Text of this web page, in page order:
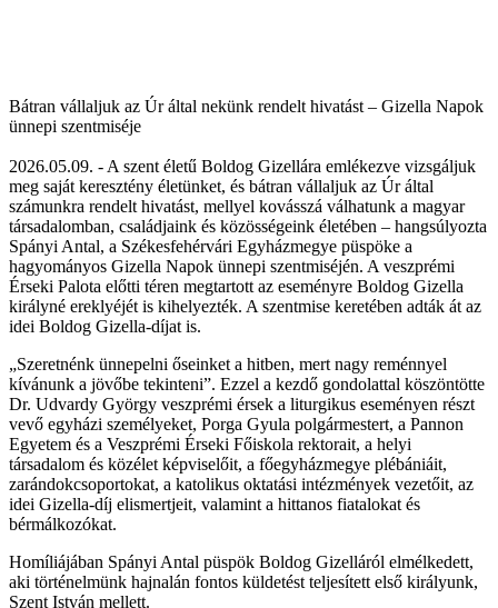
Bátran vállaljuk az Úr által nekünk rendelt hivatást – Gizella Napok
ünnepi szentmiséje
2026.05.09. - A szent életű Boldog Gizellára emlékezve vizsgáljuk
meg saját keresztény életünket, és bátran vállaljuk az Úr által
számunkra rendelt hivatást, mellyel kovásszá válhatunk a magyar
társadalomban, családjaink és közösségeink életében – hangsúlyozta
Spányi Antal, a Székesfehérvári Egyházmegye püspöke a
hagyományos Gizella Napok ünnepi szentmiséjén. A veszprémi
Érseki Palota előtti téren megtartott az eseményre Boldog Gizella
királyné ereklyéjét is kihelyezték. A szentmise keretében adták át az
idei Boldog Gizella-díjat is.
„Szeretnénk ünnepelni őseinket a hitben, mert nagy reménnyel
kívánunk a jövőbe tekinteni”. Ezzel a kezdő gondolattal köszöntötte
Dr. Udvardy György veszprémi érsek a liturgikus eseményen részt
vevő egyházi személyeket, Porga Gyula polgármestert, a Pannon
Egyetem és a Veszprémi Érseki Főiskola rektorait, a helyi
társadalom és közélet képviselőit, a főegyházmegye plébániáit,
zarándokcsoportokat, a katolikus oktatási intézmények vezetőit, az
idei Gizella-díj elismertjeit, valamint a hittanos fiatalokat és
bérmálkozókat.
Homíliájában Spányi Antal püspök Boldog Gizelláról elmélkedett,
aki történelmünk hajnalán fontos küldetést teljesített első királyunk,
Szent István mellett.